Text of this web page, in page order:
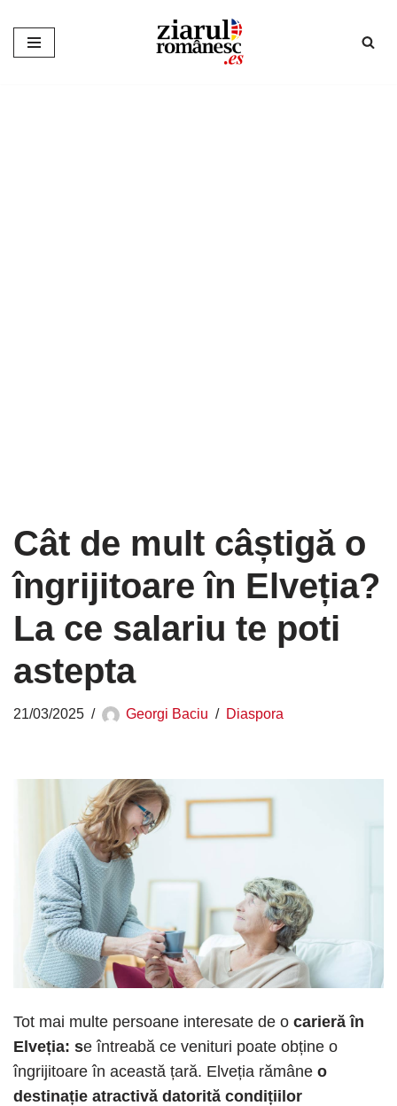
Sari
Cât de mult câștigă o
îngrijitoare în Elveția?
La ce salariu te poti
astepta
21/03/2025 Georgi Baciu Diaspora
Tot mai multe persoane interesate de o carieră în
Elveția: se întreabă ce venituri poate obține o
îngrijitoare în această țară. Elveția rămâne o
destinație atractivă datorită condițiilor